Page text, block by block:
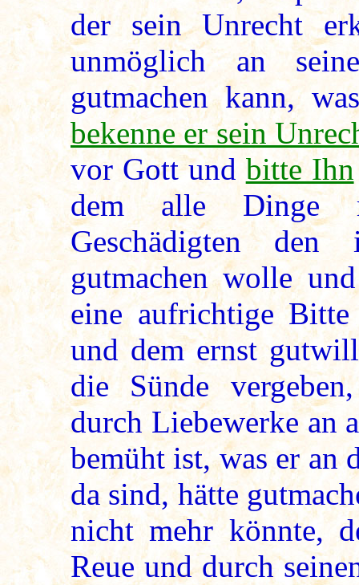
der sein Unrecht
unmöglich an
gutmachen kann,
bekenne er sein
vor Gott und bitte Ihn
dem alle Dinge
Geschädigten den
gutmachen wolle
eine aufrichtige
und dem ernst
die Sünde
durch Liebewerke an
bemüht ist, was er an
da sind, hätte
nicht mehr könnte,
Reue und durch